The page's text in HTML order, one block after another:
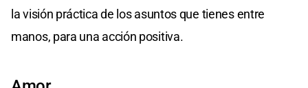
la visión práctica de los asuntos que tienes entre
manos, para una acción positiva.